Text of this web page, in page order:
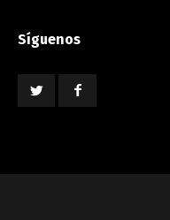
Síguenos